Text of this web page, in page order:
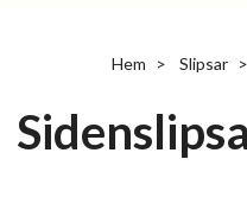
Hem Slipsar